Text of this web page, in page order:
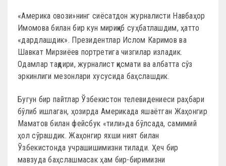
«Америка овози»нинг сиёсатдон журналисти Навбаҳор
Имомова билан бир кун мириқиб суҳбатлашдим, ҳатто
«дардлашдик». Президентлар Ислом Каримов ва
Шавкат Мирзиёев портретига чизгилар изладик.
Одамлар тақдири, журналист қисмати ва албатта сўз
эркинлиги мезонлари хусусида баҳслашдик.
Бугун бир пайтлар Ўзбекистон телевидениеси раҳбари
бўлиб ишлаган, ҳозирда Америкада яшаётган Жаҳонгир
Маматов билан фейсбук «тили»да бўлсада, самимий
ҳол сўрашдик. Жаҳонгир яхши ният билан
Ўзбекистонда учрашишимизни тилади. Ҳеч бир
мавзуда баҳслашмасак ҳам бир-биримизни